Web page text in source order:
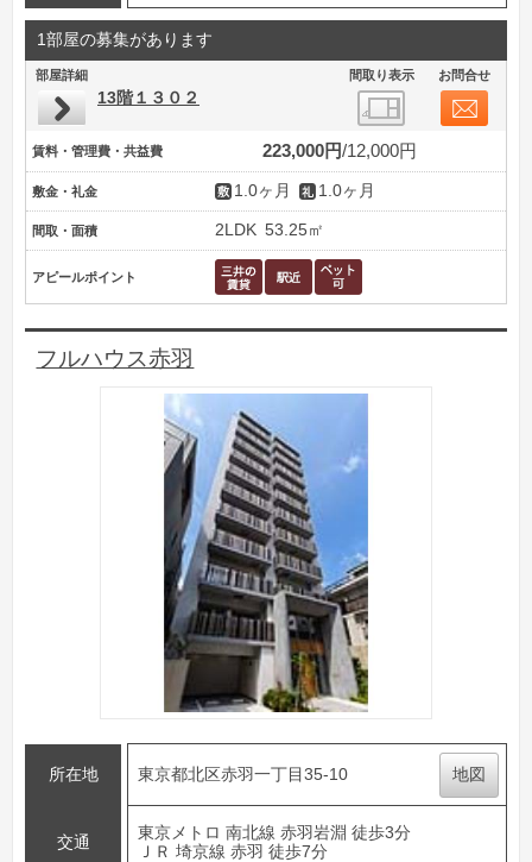
1部屋の募集があります
部屋詳細 間取り表示 お問合せ
13階１３０２
賃料・管理費・共益費 223,000円 12,000円
敷金・礼金 1.0ヶ月 1.0ヶ月
間取・面積 2LDK 53.25㎡
アピールポイント
フルハウス赤羽
所在地 東京都北区赤羽一丁目35-10 地図
交通
東京メトロ 南北線 赤羽岩淵 徒歩3分
ＪＲ 埼京線 赤羽 徒歩7分